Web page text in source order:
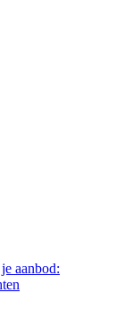
aanbod: